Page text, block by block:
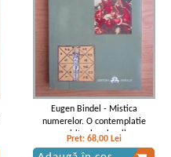
Eugen Bindel - Mistica
numerelor. O contemplatie
spirituala a lumii
Pret: 68,00 Lei